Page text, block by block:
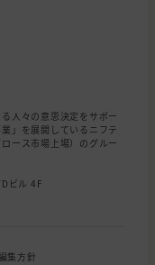
人々の意思決定をサポー
」を展開しているニフテ
ース市場上場）のグルー
ビル 4F
集方針